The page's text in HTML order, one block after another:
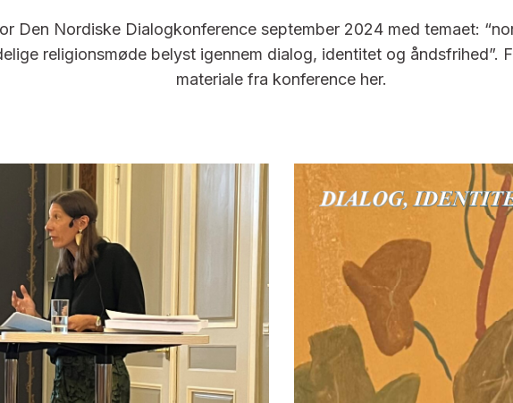
Den Nordiske Dialogkonference september 2024 med temaet:
religionsmøde belyst igennem dialog, identitet og åndsfrihed”.
materiale fra konference her.